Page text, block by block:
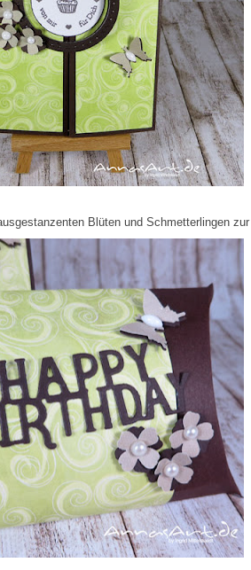
Blüten und Schmetterlingen